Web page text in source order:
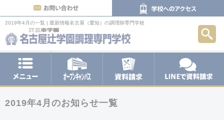
2019年4月の一覧 | 最新情報名古屋（愛知）の調理師専門学校
お問い合わせ
2019年4月のお知らせ一覧